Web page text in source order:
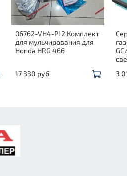
06762-VH4-P12 Комплект
для мульчирования для
Honda HRG 466
17 330 руб
3